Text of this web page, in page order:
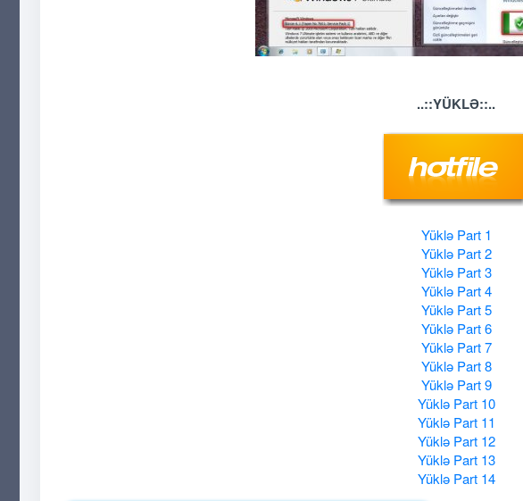
..::YÜKLƏ::..
Yüklə Part 1
Yüklə Part 2
Yüklə Part 3
Yüklə Part 4
Yüklə Part 5
Yüklə Part 6
Yüklə Part 7
Yüklə Part 8
Yüklə Part 9
Yüklə Part 10
Yüklə Part 11
Yüklə Part 12
Yüklə Part 13
Yüklə Part 14